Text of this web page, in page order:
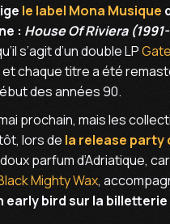
le label Mona Musique
: House Of Riviera
s’agit d’un double LP
chaque titre a été
des années 90.
prochain, mais les
lors de la release party
parfum d’Adriatique,
Mighty Wax,
bird sur la billetterie